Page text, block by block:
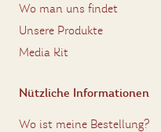
Wo man uns findet
Unsere Produkte
Media Kit
Nützliche Informationen
Wo ist meine Bestellung?